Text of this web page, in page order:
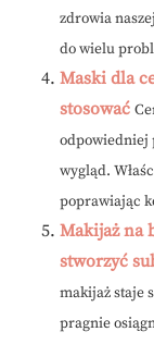
zdrowia
do wielu
Maski dla
stosować
odpowiedniej
wygląd.
poprawiając
Makijaż na
stworzyć
makijaż staje
pragnie